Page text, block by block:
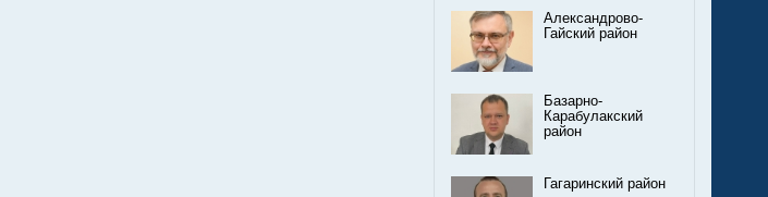
Александрово-
Гайский район
Базарно-
Карабулакский
район
Гагаринский район